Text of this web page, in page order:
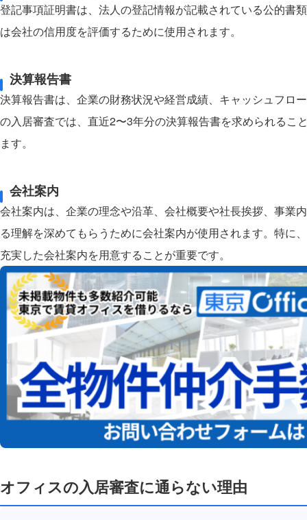
登記事項証明書は、法人の登記情報が記載されている公的書
は会社の信用度を評価するために使用されます。
決算報告書
決算報告書は、企業の財務状況や経営成績、キャッシュフロ
の入居審査では、直近2〜3年分の決算報告書を求められる
ます。
会社案内
会社案内は、企業の理念や沿革、会社概要や社長挨拶、事業
る理解を深めてもらうために会社案内が使用されます。特に
充実した会社案内を用意することが重要です。
オフィスの入居審査に通らない理由